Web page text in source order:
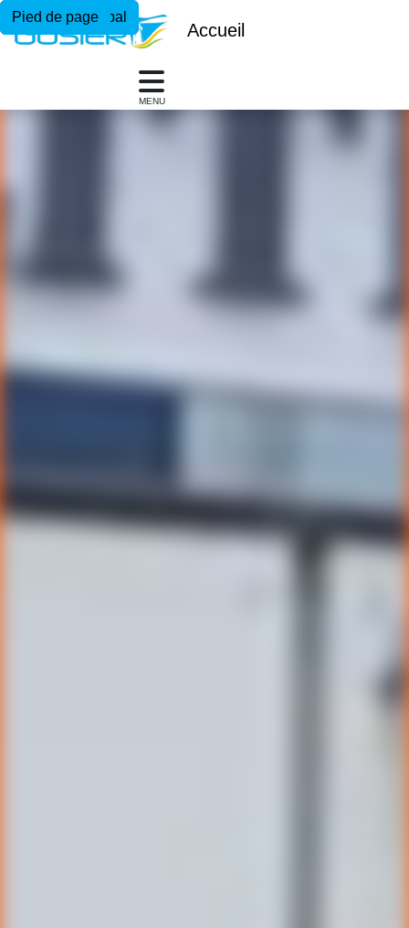
Menu principal
Contenu principal
Pied de page
Accueil
MENU